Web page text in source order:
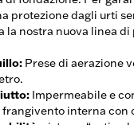
protezione dagli urti
la nostra nuova linea
: Prese di aerazione
: Impermeabile e
interna con